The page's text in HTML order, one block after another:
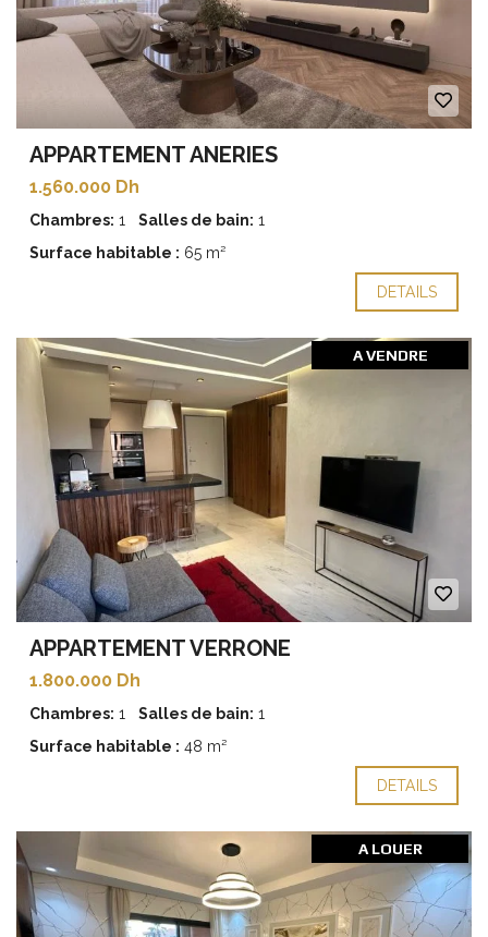
APPARTEMENT ANERIES
1.560.000 Dh
Chambres: 1 Salles de bain: 1
Surface habitable : 65 m²
DETAILS
A VENDRE
APPARTEMENT VERRONE
1.800.000 Dh
Chambres: 1 Salles de bain: 1
Surface habitable : 48 m²
DETAILS
A LOUER